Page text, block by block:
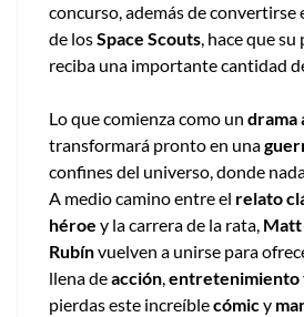
concurso, además de convertirse
de losSpace Scouts, hace que
reciba una importante cantidad
Lo que comienza como un drama
transformará pronto en una
confines del universo, donde
A medio camino entre el relato
héroe y la carrera de la rata,
Rubínvuelven a unirse para
llena deacción,entretenimiento
pierdas este increíblecómicy